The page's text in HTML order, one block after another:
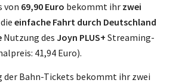
von 69,90 Euro bekommt ihr zwei
einfache Fahrt durch Deutschland
Nutzung des Joyn PLUS+ Streaming-
41,94 Euro).
der Bahn-Tickets bekommt ihr zwei